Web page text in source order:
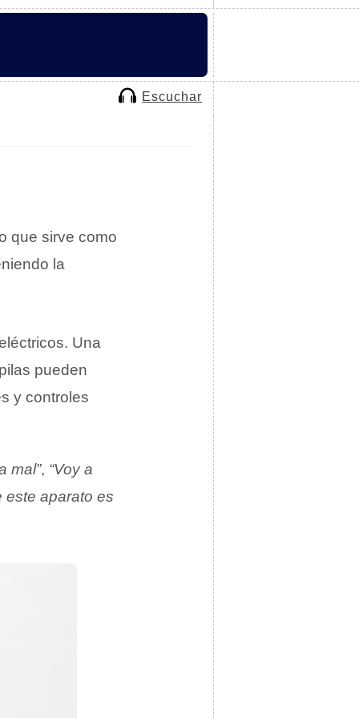
Escuchar
que sirve como
la
Una
pueden
y controles
mal”, “Voy a
este aparato es